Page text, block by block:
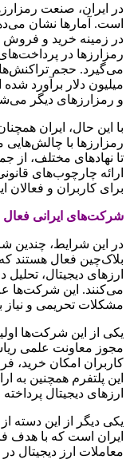
در ایران، صنعت
در زمینه خرید و فروش
رمزارزها در
میلیون دلار برآورد
و رمزارزهای دیگر
با این حال، ایران
رمزارزها با
تا نهادهای مختلف، از
ارائه چارچوب‌های
برای کاربران و فعالان
شرکت‌های ایرانی فعال
در این شرایط، چندین
بلاک‌چین فعال هستند
ارزهای دیجیتال،
می‌کنند. این شرکت‌ها
مشکلات تحریمی و
یکی از این شرکت‌ها
مجوز معاونت علمی
کاربران امکان خرید،
این پلتفرم همچنین به
ارزهای دیجیتال
یکی دیگر از این دسته
ایران است که با هدف
معاملات ارز دیجیتال